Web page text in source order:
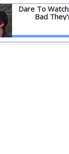
Dare To
Bad